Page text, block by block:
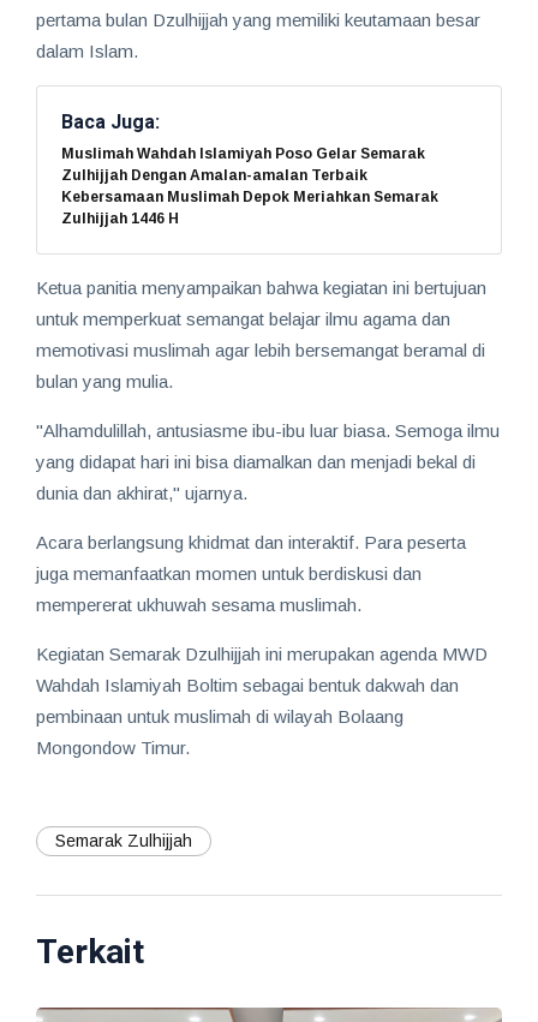
pertama bulan Dzulhijjah yang memiliki keutamaan besar
dalam Islam.
Baca Juga:
Muslimah Wahdah Islamiyah Poso Gelar Semarak
Zulhijjah Dengan Amalan-amalan Terbaik
Kebersamaan Muslimah Depok Meriahkan Semarak
Zulhijjah 1446 H
Ketua panitia menyampaikan bahwa kegiatan ini bertujuan
untuk memperkuat semangat belajar ilmu agama dan
memotivasi muslimah agar lebih bersemangat beramal di
bulan yang mulia.
"Alhamdulillah, antusiasme ibu-ibu luar biasa. Semoga ilmu
yang didapat hari ini bisa diamalkan dan menjadi bekal di
dunia dan akhirat," ujarnya.
Acara berlangsung khidmat dan interaktif. Para peserta
juga memanfaatkan momen untuk berdiskusi dan
mempererat ukhuwah sesama muslimah.
Kegiatan Semarak Dzulhijjah ini merupakan agenda MWD
Wahdah Islamiyah Boltim sebagai bentuk dakwah dan
pembinaan untuk muslimah di wilayah Bolaang
Mongondow Timur.
Semarak Zulhijjah
Terkait